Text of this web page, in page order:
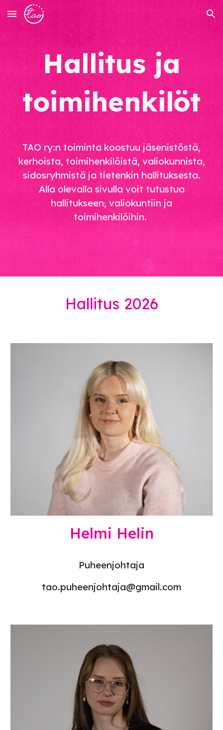
Skip to main content Skip to navigation
Hallitus ja
toimihenkilöt
TAO ry:n toiminta koostuu jäsenistöstä,
kerhoista, toimihenkilöistä, valiokunnista,
sidosryhmistä ja tietenkin hallituksesta.
Alla olevalla sivulla voit tutustua
hallitukseen, valiokuntiin ja
toimihenkilöihin.
Hallitus 2026
Helmi Helin
Puheenjohtaja
tao.puheenjohtaja@gmail.com